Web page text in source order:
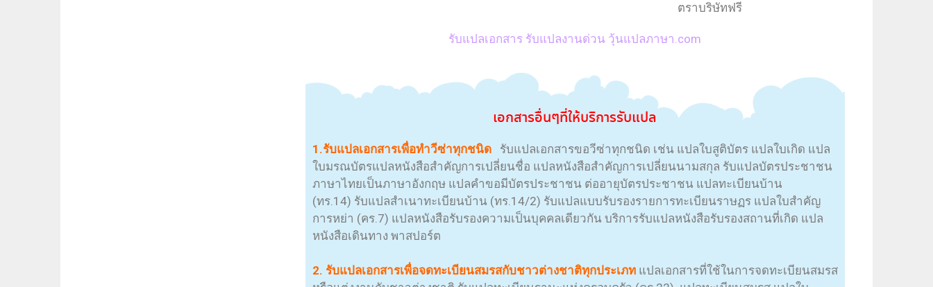
ตราบริษัทฟรี
รับแปลเอกสาร รับแปลงานด่วน วุ้นแปลภาษา.com
เอกสารอื่นๆที่ให้บริการรับแปล
1.รับแปลเอกสารเพื่อทำวีซ่าทุกชนิด
รับแปลเอกสารขอวีซ่าทุกชนิด เช่น แปลใบสูติบัตร แปลใบเกิด แปล
ใบมรณบัตรแปลหนังสือสำคัญการเปลี่ยนชื่อ แปลหนังสือสำคัญการเปลี่ยนนามสกุล รับแปลบัตรประชาชน
ภาษาไทยเป็นภาษาอังกฤษ แปลคำขอมีบัตรประชาชน ต่ออายุบัตรประชาชน แปลทะเบียนบ้าน
(ทร.14) รับแปลสำเนาทะเบียนบ้าน (ทร.14/2) รับแปลแบบรับรองรายการทะเบียนราษฏร แปลใบสำคัญ
การหย่า (คร.7) แปลหนังสือรับรองความเป็นบุคคลเดียวกัน บริการรับแปลหนังสือรับรองสถานที่เกิด แปล
หนังสือเดินทาง พาสปอร์ต
2. รับแปลเอกสารเพื่อจดทะเบียนสมรสกับชาวต่างชาติทุกประเภทแปลเอกสารที่ใช้ในการจดทะเบียนสมรส